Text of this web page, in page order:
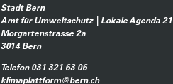
Stadt Bern
Amt für Umweltschutz | Lokale Agenda 21
Morgartenstrasse 2a
3014 Bern
Telefon031 321 63 06
klimaplattform@bern.ch